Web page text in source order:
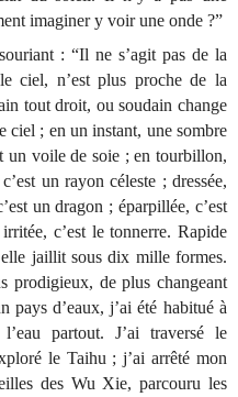
imaginer y voir une onde ?”
: “Il ne s’agit pas de la
ciel, n’est plus proche de la
tout droit, ou soudain change
ciel ; en un instant, une sombre
un voile de soie ; en tourbillon,
un rayon céleste ; dressée,
un dragon ; éparpillée, c’est
c’est le tonnerre. Rapide
jaillit sous dix mille formes.
prodigieux, de plus changeant
pays d’eaux, j’ai été habitué à
partout. J’ai traversé le
le Taihu ; j’ai arrêté mon
des Wu Xie, parcouru les